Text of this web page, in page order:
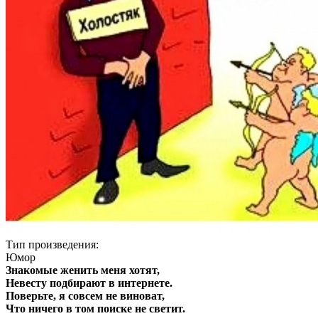
Тип произведения:
Юмор
Знакомые женить меня хотят,
Невесту подбирают в интернете.
Поверьте, я совсем не виноват,
Что ничего в том поиске не светит.